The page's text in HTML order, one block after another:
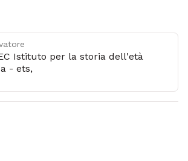
Istituto per la storia dell'età
- ets,